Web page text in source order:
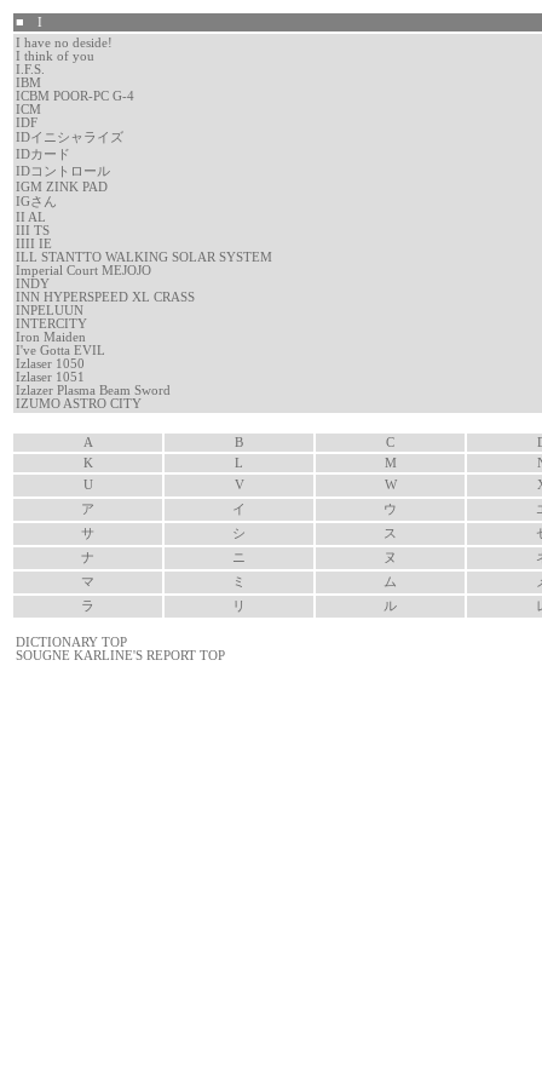
■ I
I have no deside!
I think of you
I.F.S.
IBM
ICBM POOR-PC G-4
ICM
IDF
IDイニシャライズ
IDカード
IDコントロール
IGM ZINK PAD
IGさん
II AL
III TS
IIII IE
ILL STANTTO WALKING SOLAR SYSTEM
Imperial Court MEJOJO
INDY
INN HYPERSPEED XL CRASS
INPELUUN
INTERCITY
Iron Maiden
I've Gotta EVIL
Izlaser 1050
Izlaser 1051
Izlazer Plasma Beam Sword
IZUMO ASTRO CITY
A B C
K
L M
U
V W
ア
イ ウ
サ
シ ス
ナ
ニ ヌ
マ
ミ ム
ラ
リ ル
DICTIONARY TOP
SOUGNE KARLINE'S REPORT TOP